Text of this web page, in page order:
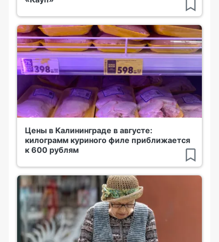
Цены в Калининграде в августе:
килограмм куриного филе приближается
к 600 рублям